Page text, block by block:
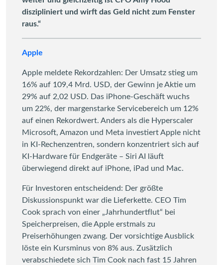
diszipliniert und wirft das Geld nicht zum Fenster
raus.“
Apple
Apple meldete Rekordzahlen: Der Umsatz stieg um
16% auf 109,4 Mrd. USD, der Gewinn je Aktie um
29% auf 2,02 USD. Das iPhone-Geschäft wuchs
um 22%, der margenstarke Servicebereich um 12%
auf einen Rekordwert. Anders als die Hyperscaler
Microsoft, Amazon und Meta investiert Apple nicht
in KI-Rechenzentren, sondern konzentriert sich auf
KI-Hardware für Endgeräte – Siri AI läuft
überwiegend direkt auf iPhone, iPad und Mac.
Für Investoren entscheidend: Der größte
Diskussionspunkt war die Lieferkette. CEO Tim
Cook sprach von einer „Jahrhundertflut“ bei
Speicherpreisen, die Apple erstmals zu
Preiserhöhungen zwang. Der vorsichtige Ausblick
löste ein Kursminus von 8% aus. Zusätzlich
verabschiedete sich Tim Cook nach fast 15 Jahren